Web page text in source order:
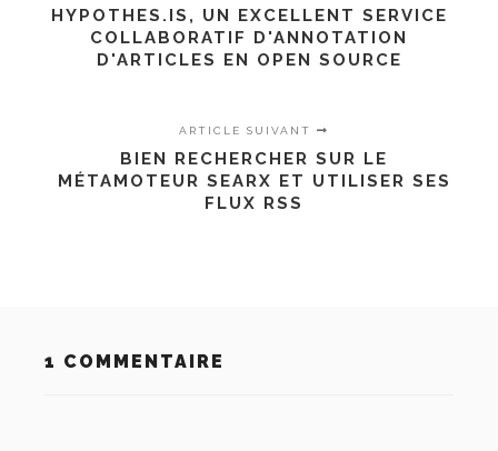
HYPOTHES.IS, UN EXCELLENT SERVICE
COLLABORATIF D'ANNOTATION
D'ARTICLES EN OPEN SOURCE
ARTICLE SUIVANT
BIEN RECHERCHER SUR LE
MÉTAMOTEUR SEARX ET UTILISER SES
FLUX RSS
1 COMMENTAIRE